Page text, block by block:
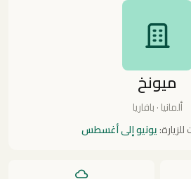
ميونخ
ألمانيا · بافاريا
يونيو إلى أغسطس